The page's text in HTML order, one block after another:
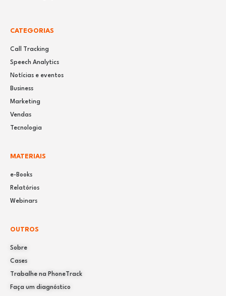
CATEGORIAS
Call Tracking
Speech Analytics
Notícias e eventos
Business
Marketing
Vendas
Tecnologia
MATERIAIS
e-Books
Relatórios
Webinars
OUTROS
Sobre
Cases
Trabalhe na PhoneTrack
Faça um diagnóstico